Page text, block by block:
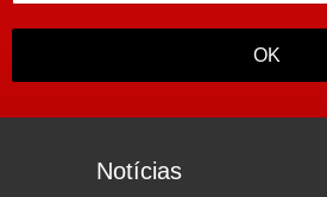
OK
Notícias